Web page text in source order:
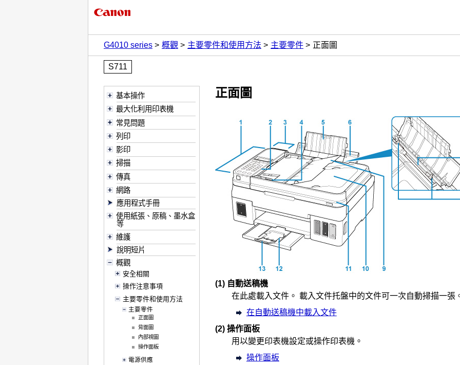
G4010 series 概觀 主要零件和使用方法 主要零件 正面圖
S711
基本操作
最大化利用印表機
常見問題
列印
影印
掃描
傳真
網路
應用程式手冊
使用紙張、原稿、墨水盒
等
維護
說明短片
概觀
安全相關
操作注意事項
主要零件和使用方法
主要零件
正面圖
背面圖
內部視圖
操作面板
電源供應
正面圖
(1) 自動送稿機
在此處載入文件。 載入文件托盤中的文件可一次自動掃描一張
在自動送稿機中載入文件
(2) 操作面板
用以變更印表機設定或操作印表機。
操作面板